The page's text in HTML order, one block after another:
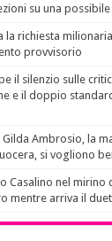
su una
la richiesta
provvisorio
il silenzio sulle
e il doppio
Ambrosio, la
si vogliono
Casalino nel
mentre arriva il